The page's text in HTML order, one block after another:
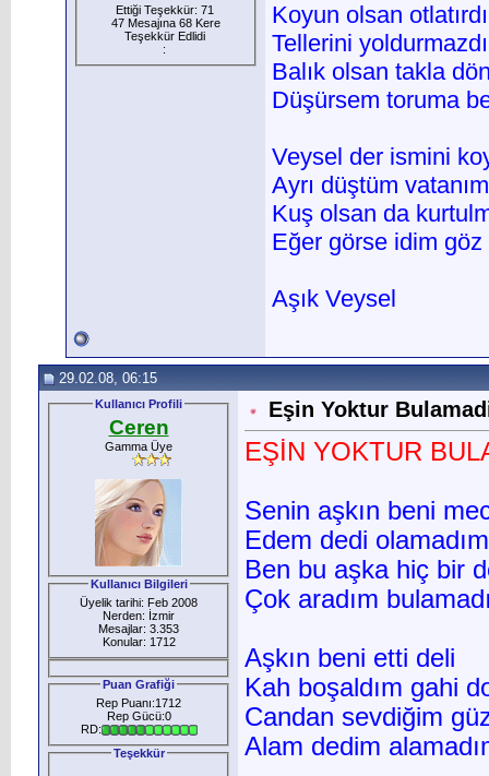
Ettiği Teşekkür: 71
47 Mesajına 68 Kere
Teşekkür Edlidi
:
Koyun olsan
Tellerini
Balık olsan takla
Düşürsem toruma
Veysel der ismini
Ayrı düştüm
Kuş olsan da
Eğer görse idim
Aşık Veysel
29.02.08, 06:15
Kullanıcı Profili
Ceren
Gamma Üye
Kullanıcı Bilgileri
Üyelik tarihi: Feb 2008
Nerden: İzmir
Mesajlar: 3.353
Konular: 1712
Puan Grafiği
Rep Puanı:1712
Rep Gücü:0
RD:
Teşekkür
Eşin Yoktur
EŞİN YOKTUR
Senin aşkın beni
Edem dedi olamadım
Ben bu aşka hiç bir
Çok aradım
Aşkın beni etti deli
Kah boşaldım gahi
Candan sevdiğim
Alam dedim